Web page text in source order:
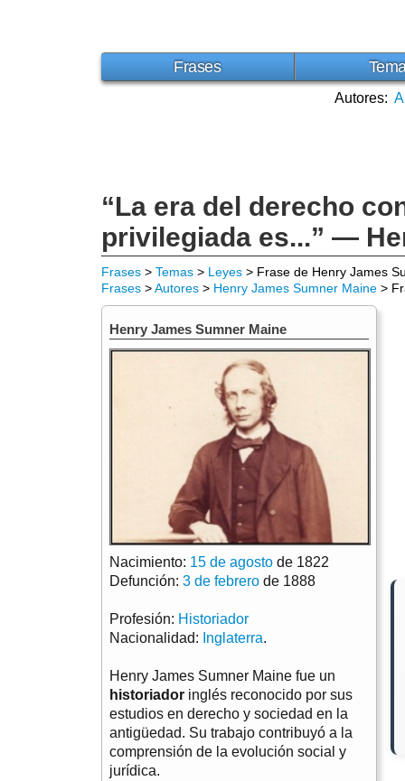
Frases
Autores: A
“La era del derecho
privilegiada es...” —
Frases > Temas > Leyes > Frase de Henry James
Frases >Autores > Henry James Sumner Maine >
Henry James Sumner Maine
Nacimiento: 15 de agosto de 1822
Defunción: 3 de febrero de 1888
Profesión: Historiador
Nacionalidad: Inglaterra.
Henry James Sumner Maine fue un
historiador inglés reconocido por sus
estudios en derecho y sociedad en la
antigüedad. Su trabajo contribuyó a la
comprensión de la evolución social y
jurídica.